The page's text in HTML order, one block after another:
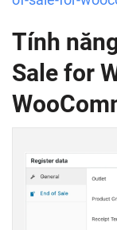
Tính
Sale for